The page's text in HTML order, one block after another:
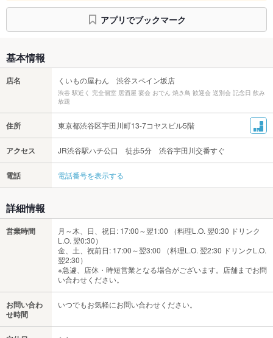
アプリでブックマーク
基本情報
店名 くいもの屋わん 渋谷スペイン坂店
渋谷 駅近く 完全個室 居酒屋 宴会 おでん 焼き鳥 歓迎会 送別会 記念日 飲み
放題
住所 東京都渋谷区宇田川町13-7コヤスビル5階
アクセス JR渋谷駅ハチ公口 徒歩5分 渋谷宇田川交番すぐ
電話 電話番号を表示する
詳細情報
営業時間
月～木、日、祝日: 17:00～翌1:00 （料理L.O. 翌0:30 ドリンク
L.O. 翌0:30）
金、土、祝前日: 17:00～翌3:00 （料理L.O. 翌2:30 ドリンクL.O.
翌2:30）
※急遽、店休・時短営業となる場合がございます。店舗までお問
い合わせください。
お問い合わ
せ時間
いつでもお気軽にお問い合わせください。